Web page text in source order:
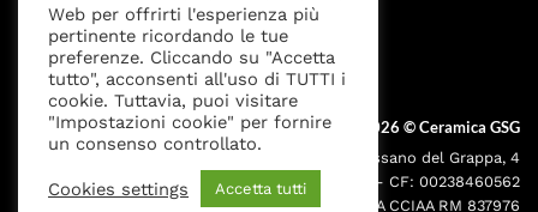
Privacy Policy Cookies settings Note Legali
Copyright 2026 ©Ceramica GSG
Sede legale: Via Bassano del Grappa, 4
000195 - Roma P.IVA: 05095691001 - CF: 00238460562
Iscr. Reg. Imprese RM00238460562 REA CCIAA RM 837976
Web per offrirti l'esperienza più
pertinente ricordando le tue
preferenze. Cliccando su "Accetta
tutto", acconsenti all'uso di TUTTI i
cookie. Tuttavia, puoi visitare
"Impostazioni cookie" per fornire
un consenso controllato.
Cookies settings Accetta tutti